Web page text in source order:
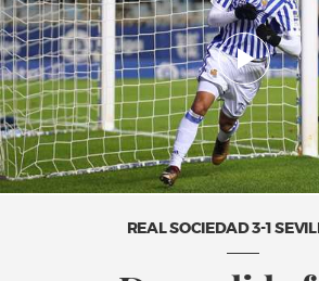
REAL SOCIEDAD 3-1